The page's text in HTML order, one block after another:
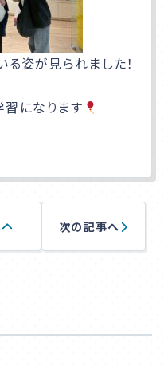
姿が見られました！
になります
次の記事へ